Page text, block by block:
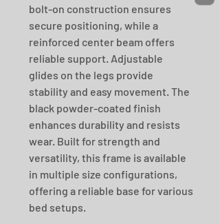
bolt-on construction ensures
secure positioning, while a
reinforced center beam offers
reliable support. Adjustable
glides on the legs provide
stability and easy movement. The
black powder-coated finish
enhances durability and resists
wear. Built for strength and
versatility, this frame is available
in multiple size configurations,
offering a reliable base for various
bed setups.